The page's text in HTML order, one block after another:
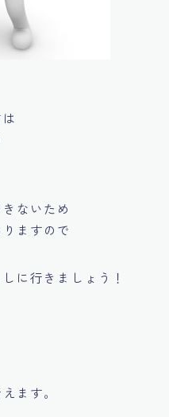
ないため
ますので
に行きましょう！
ます。